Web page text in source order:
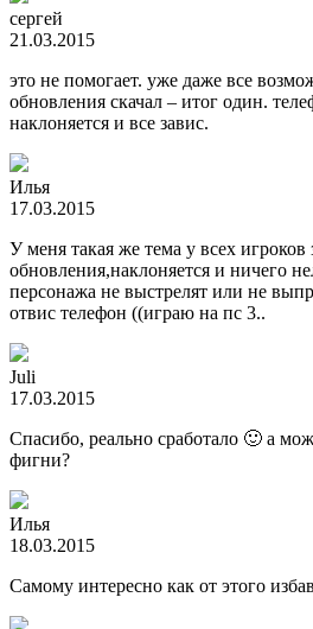
сергей
21.03.2015
это не помогает. уже даже все
обновления скачал – итог один.
наклоняется и все завис.
Илья
17.03.2015
У меня такая же тема у всех игроков
обновления,наклоняется и ничего
персонажа не выстрелят или не
отвис телефон ((играю на пс 3..
Juli
17.03.2015
Спасибо, реально сработало 🙂 а
фигни?
Илья
18.03.2015
Cамому интересно как от этого